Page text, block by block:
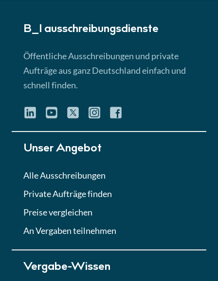
Lektion 3
► 4:31 Min
Quiz
Eignung im Vergabeverfahren
Lektion 6
Abgabe von Angeboten
Lektion
Lektion 7
Finales Quiz
B_I ausschreibungs­dienste
Öffentliche Ausschreibungen und private
Aufträge aus ganz Deutschland einfach und
schnell finden.
Unser Angebot
Alle Ausschreibungen
Private Aufträge finden
Preise vergleichen
An Vergaben teilnehmen
Vergabe-Wissen